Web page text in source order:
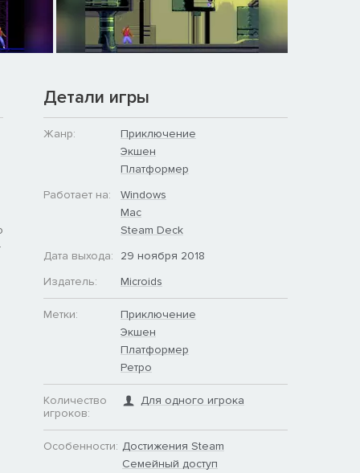
Детали игры
Жанр:
Приключение
Экшен
Платформер
Работает на:
Windows
Mac
Steam Deck
Дата выхода:
29 ноября 2018
Издатель:
Microids
Метки:
Приключение
Экшен
Платформер
Ретро
Количество
игроков:
Для одного игрока
Особенности: Достижения Steam
Семейный доступ